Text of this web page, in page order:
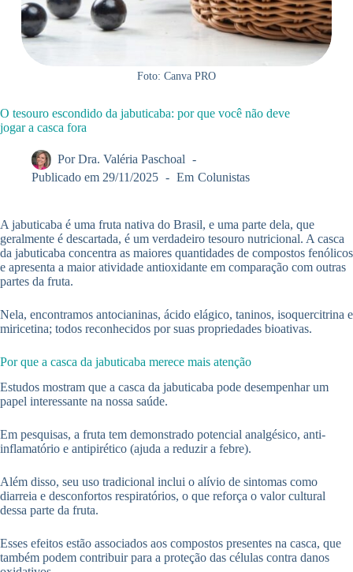
Foto: Canva PRO
O tesouro escondido da jabuticaba: por que você não deve
jogar a casca fora
Por Dra. Valéria Paschoal
Publicado em 29/11/2025 Em Colunistas
A jabuticaba é uma fruta nativa do Brasil, e uma parte dela, que
geralmente é descartada, é um verdadeiro tesouro nutricional. A casca
da jabuticaba concentra as maiores quantidades de compostos fenólicos
e apresenta a maior atividade antioxidante em comparação com outras
partes da fruta.
Nela, encontramos antocianinas, ácido elágico, taninos, isoquercitrina e
miricetina; todos reconhecidos por suas propriedades bioativas.
Por que a casca da jabuticaba merece mais atenção
Estudos mostram que a casca da jabuticaba pode desempenhar um
papel interessante na nossa saúde.
Em pesquisas, a fruta tem demonstrado potencial analgésico, anti-
inflamatório e antipirético (ajuda a reduzir a febre).
Além disso, seu uso tradicional inclui o alívio de sintomas como
diarreia e desconfortos respiratórios, o que reforça o valor cultural
dessa parte da fruta.
Esses efeitos estão associados aos compostos presentes na casca, que
também podem contribuir para a proteção das células contra danos